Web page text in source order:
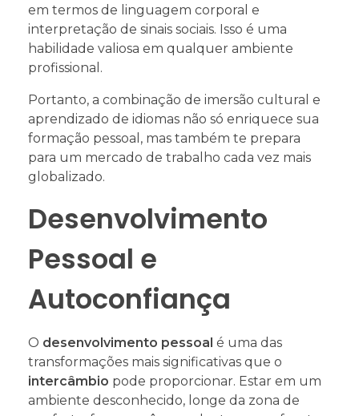
em termos de linguagem corporal e
interpretação de sinais sociais. Isso é uma
habilidade valiosa em qualquer ambiente
profissional.
Portanto, a combinação de imersão cultural e
aprendizado de idiomas não só enriquece sua
formação pessoal, mas também te prepara
para um mercado de trabalho cada vez mais
globalizado.
Desenvolvimento
Pessoal e
Autoconfiança
O desenvolvimento pessoal é uma das
transformações mais significativas que o
intercâmbio pode proporcionar. Estar em um
ambiente desconhecido, longe da zona de